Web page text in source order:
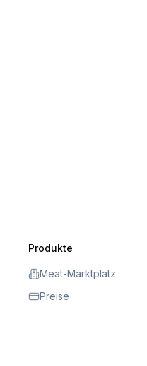
Produkte
Meat-Marktplatz
Preise